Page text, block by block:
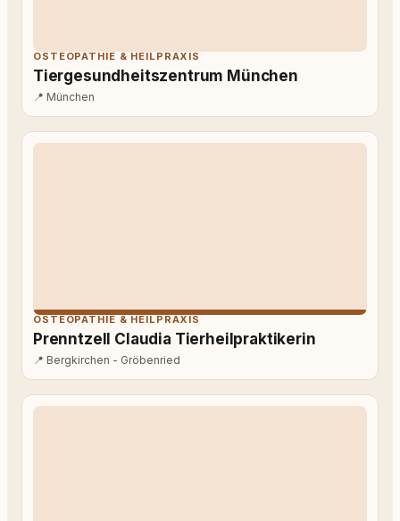
OSTEOPATHIE & HEILPRAXIS
Tiergesundheitszentrum München
📍 München
OSTEOPATHIE & HEILPRAXIS
Prenntzell Claudia Tierheilpraktikerin
📍 Bergkirchen - Gröbenried